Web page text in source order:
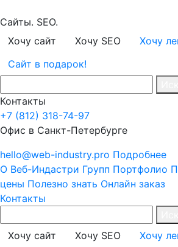
Сайты. SEO.
Хочу сайт
Хочу SEO
Хочу
Сайт в подарок!
Контакты
+7 (812) 318-74-97
Офис в Санкт-Петербурге
hello@web-industry.pro Подробнее
О Веб-Индастри Групп Портфолио
цены Полезно знать Онлайн заказ
Контакты
Хочу сайт
Хочу SEO
Хочу